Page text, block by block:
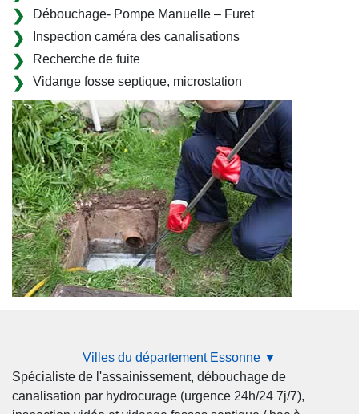
Débouchage- Pompe Manuelle – Furet
Inspection caméra des canalisations
Recherche de fuite
Vidange fosse septique, microstation
Villes du département Essonne ▼
Spécialiste de l'assainissement, débouchage de
canalisation par hydrocurage (urgence 24h/24 7j/7),